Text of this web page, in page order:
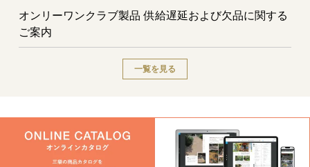
オンリーワンクラブ製品 供給遅延および欠品に関する
ご案内
一覧を見る